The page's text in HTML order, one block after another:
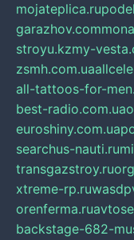
mojateplica.ru
garazhov.com
stroyu.kzmy-
zsmh.com.ua
all-tattoos-for-
best-radio.com.ua
euroshiny.com.ua
searchus-nauti.ru
transgazstroy.ru
xtreme-rp.ru
orenferma.ru
backstage-682-